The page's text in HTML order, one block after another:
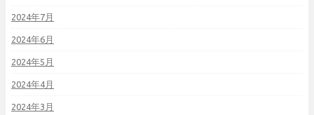
2024年7月
2024年6月
2024年5月
2024年4月
2024年3月